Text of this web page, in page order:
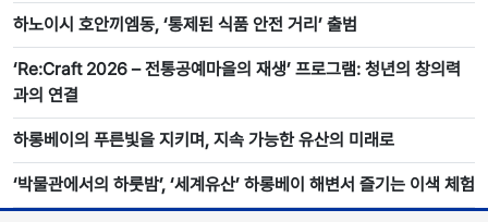
하노이시 호안끼엠동, ‘통제된 식품 안전 거리’ 출범
‘Re:Craft 2026 – 전통공예마을의 재생’ 프로그램: 청년의 창의력
과의 연결
하롱베이의 푸른빛을 지키며, 지속 가능한 유산의 미래로
‘박물관에서의 하룻밤’, ‘세계유산’ 하롱베이 해변서 즐기는 이색 체험